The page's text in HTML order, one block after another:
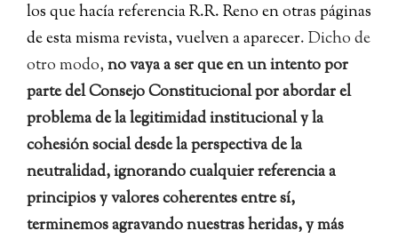
los que hacía referencia R.R. Reno en otras páginas
de esta misma revista, vuelven a aparecer. Dicho de
otro modo,no vaya a ser que en un intento por
parte del Consejo Constitucional por abordar el
problema de la legitimidad institucional y la
cohesión social desde la perspectiva de la
neutralidad, ignorando cualquier referencia a
principios y valores coherentes entre sí,
terminemos agravando nuestras heridas, y más